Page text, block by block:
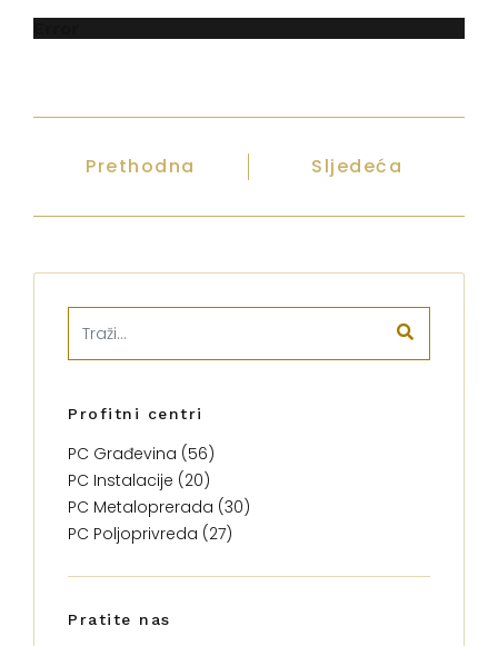
Prethodna Sljedeća
Profitni centri
PC Građevina (56)
PC Instalacije (20)
PC Metaloprerada (30)
PC Poljoprivreda (27)
Pratite nas